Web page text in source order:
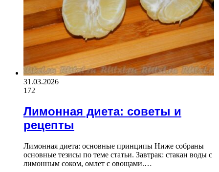
31.03.2026
172
Лимонная диета: советы и
рецепты
Лимонная диета: основные принципы Ниже собраны
основные тезисы по теме статьи. Завтрак: стакан воды с
лимонным соком, омлет с овощами.…